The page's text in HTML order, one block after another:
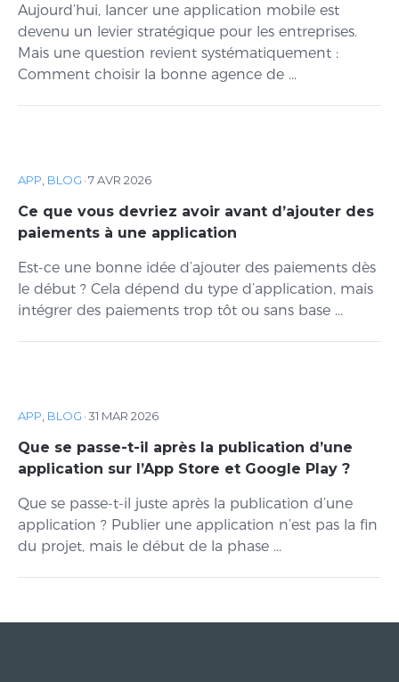
Aujourd’hui, lancer une application mobile est
devenu un levier stratégique pour les entreprises.
Mais une question revient systématiquement :
Comment choisir la bonne agence de ...
APP BLOG ·7 AVR 2026
Ce que vous devriez avoir avant d’ajouter des
paiements à une application
Est-ce une bonne idée d’ajouter des paiements dès
le début ? Cela dépend du type d’application, mais
intégrer des paiements trop tôt ou sans base ...
APP BLOG ·31 MAR 2026
Que se passe-t-il après la publication d’une
application sur l’App Store et Google Play ?
Que se passe-t-il juste après la publication d’une
application ? Publier une application n’est pas la fin
du projet, mais le début de la phase ...